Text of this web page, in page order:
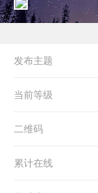
发布主题
当前等级
二维码
累计在线